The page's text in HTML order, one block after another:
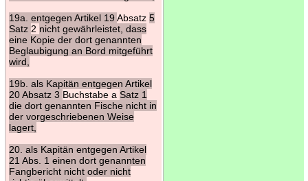
19a. entgegen Artikel 19 Absatz 5
Satz 2 nicht gewährleistet, dass
eine Kopie der dort genannten
Beglaubigung an Bord mitgeführt
wird,
19b. als Kapitän entgegen Artikel
20 Absatz 3 Buchstabe a Satz 1
die dort genannten Fische nicht in
der vorgeschriebenen Weise
lagert,
20. als Kapitän entgegen Artikel
21 Abs. 1 einen dort genannten
Fangbericht nicht oder nicht